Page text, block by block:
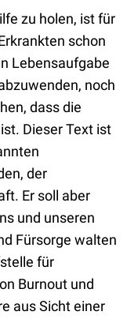
zu holen, ist für
schon
Lebensaufgabe
noch
dass die
Dieser Text ist
der
Er soll aber
und unseren
Fürsorge walten
für
Burnout und
aus Sicht einer